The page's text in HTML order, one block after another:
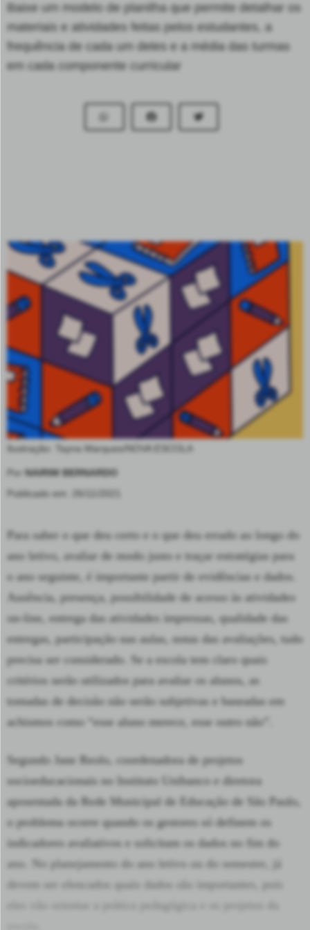
Baixe um modelo de planilha que permite detalhar os
materiais e atividades feitas pelos estudantes, a
frequência de cada um deles e a média das turmas
em cada componente curricular
Ilustração: Tayna Marques/NOVA ESCOLA
Por
NAIRIM BERNARDO
Publicado em: 26/11/2021
Para saber o que deu certo e o que deu errado ao longo do
ano letivo, avaliar de modo justo e traçar estratégias para
o ano seguinte, é importante partir de evidências e dados.
Ausência, presença, possibilidade de acesso às atividades
on-line, entrega das atividades impressas, qualidade das
entregas, participação nas aulas, notas das avaliações, tudo
precisa ser considerado. Se a escola tem claro quais
critérios serão utilizados para avaliar os alunos, as
tomadas de decisão não serão subjetivas e baseadas em
achismos como “esse aluno merece, esse outro não”.
Segundo Jane Reolo, coordenadora de projetos
socioeducacionais no Instituto Unibanco e diretora
aposentada da Rede Municipal de Educação de São Paulo
o problema ocorre quando os gestores só definem os
indicadores avaliativos e solicitam os dados no fim do
ano. No planejamento do ano letivo ou do semestre, já
devem ser elencados quais dados são importantes, pois